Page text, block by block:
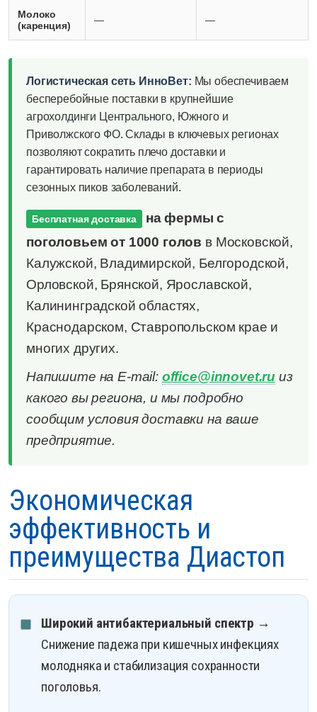
Молоко
(каренция)
— —
Логистическая сеть ИнноВет: Мы обеспечиваем
бесперебойные поставки в крупнейшие
агрохолдинги Центрального, Южного и
Приволжского ФО. Склады в ключевых регионах
позволяют сократить плечо доставки и
гарантировать наличие препарата в периоды
сезонных пиков заболеваний.
Бесплатная доставка
на фермы с
поголовьем от 1000 голов в Московской,
Калужской, Владимирской, Белгородской,
Орловской, Брянской, Ярославской,
Калининградской областях,
Краснодарском, Ставропольском крае и
многих других.
Напишите на E-mail: office@innovet.ru из
какого вы региона, и мы подробно
сообщим условия доставки на ваше
предприятие.
Экономическая
эффективность и
преимущества Диастоп
Широкий антибактериальный спектр →
Снижение падежа при кишечных инфекциях
молодняка и стабилизация сохранности
поголовья.